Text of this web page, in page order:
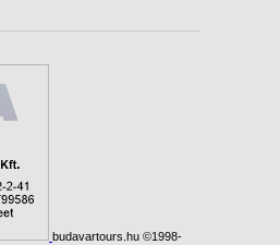
budavartours.hu ©1998-